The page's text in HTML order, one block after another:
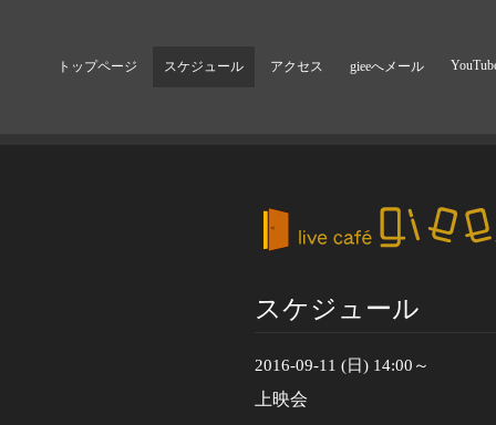
トップページ スケジュール アクセス gieeへメール
スケジュール
2016-09-11 (日) 14:00～
上映会